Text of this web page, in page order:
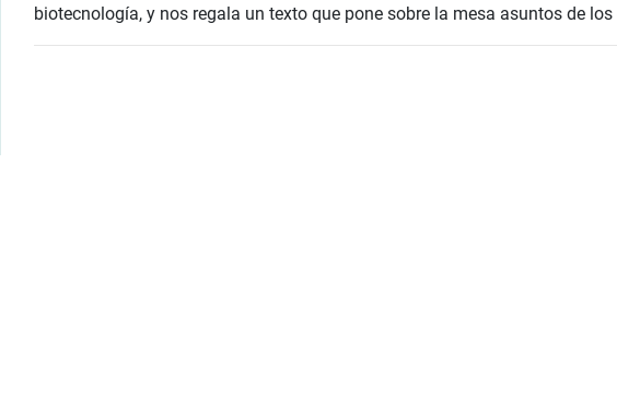
biotecnología, y nos regala un texto que pone sobre la mesa asuntos de